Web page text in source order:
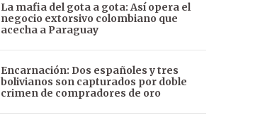
La mafia del gota a gota: Así opera el
negocio extorsivo colombiano que
acecha a Paraguay
Encarnación: Dos españoles y tres
bolivianos son capturados por doble
crimen de compradores de oro